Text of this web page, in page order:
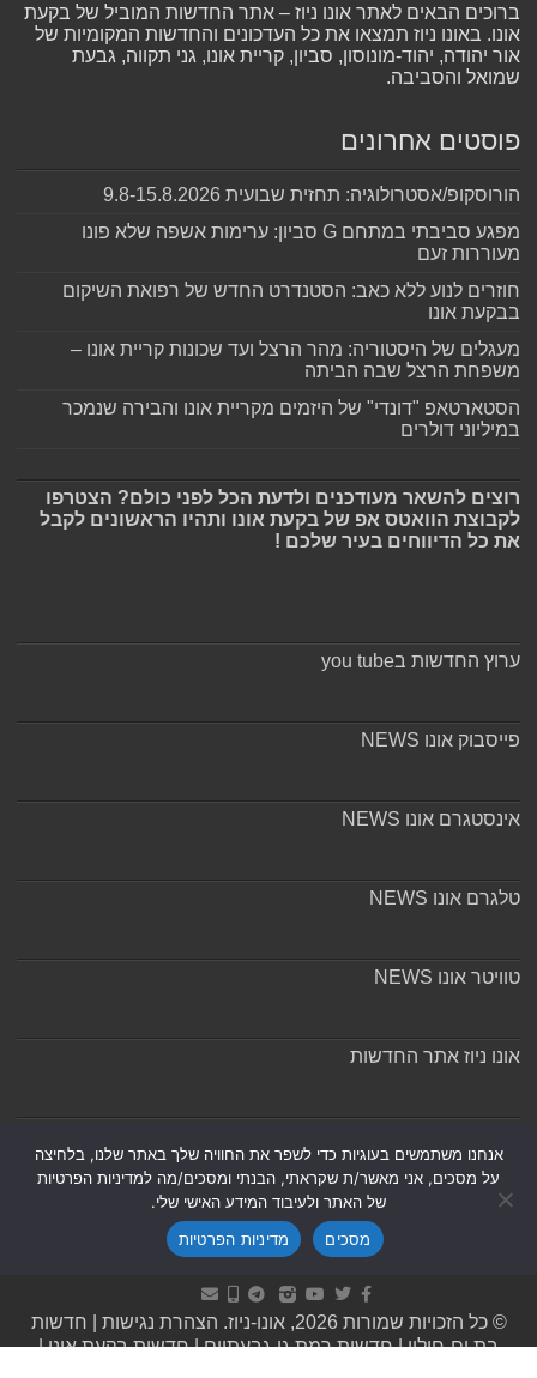
ברוכים הבאים לאתר אונו ניוז – אתר החדשות המוביל של בקעת
אונו. באונו ניוז תמצאו את כל העדכונים והחדשות המקומיות של
אור יהודה, יהוד-מונוסון, סביון, קריית אונו, גני תקווה, גבעת
שמואל והסביבה.
פוסטים אחרונים
הורוסקופ/אסטרולוגיה: תחזית שבועית 9.8-15.8.2026
מפגע סביבתי במתחם G סביון: ערימות אשפה שלא פונו
מעוררות זעם
חוזרים לנוע ללא כאב: הסטנדרט החדש של רפואת השיקום
בבקעת אונו
מעגלים של היסטוריה: מהר הרצל ועד שכונות קריית אונו –
משפחת הרצל שבה הביתה
הסטארטאפ "דונדי" של היזמים מקריית אונו והבירה שנמכר
במיליוני דולרים
רוצים להשאר מעודכנים ולדעת הכל לפני כולם? הצטרפו
לקבוצת הוואטס אפ של בקעת אונו ותהיו הראשונים לקבל
את כל הדיווחים בעיר שלכם !
ערוץ החדשות בyou tube
פייסבוק אונו NEWS
אינסטגרם אונו NEWS
טלגרם אונו NEWS
טוויטר אונו NEWS
אונו ניוז אתר החדשות
© כל הזכויות שמורות 2026, אונו-ניוז. הצהרת נגישות
חדשות
בת ים-חולון|חדשות רמת גן-גבעתיים|חדשות בקעת אונו|
אנחנו משתמשים בעוגיות כדי לשפר את החוויה שלך באתר שלנו, בלחיצה
על מסכים, אני מאשר/ת שקראתי, הבנתי ומסכים/מה למדיניות הפרטיות
של האתר ולעיבוד המידע האישי שלי.
מסכים
מדיניות הפרטיות